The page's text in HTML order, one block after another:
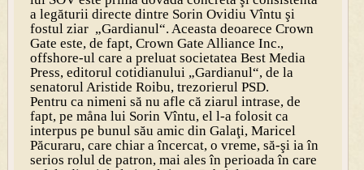
a legăturii directe dintre Sorin Ovidiu Vîntu şi
fostul ziar „Gardianul“. Aceasta deoarece Crown
Gate este, de fapt, Crown Gate Alliance Inc.,
offshore-ul care a preluat societatea Best Media
Press, editorul cotidianului „Gardianul“, de la
senatorul Aristide Roibu, trezorierul PSD.
Pentru ca nimeni să nu afle că ziarul intrase, de
fapt, pe måna lui Sorin Vîntu, el l-a folosit ca
interpus pe bunul său amic din Galaţi, Maricel
Păcuraru, care chiar a încercat, o vreme, să-şi ia în
serios rolul de patron, mai ales în perioada în care